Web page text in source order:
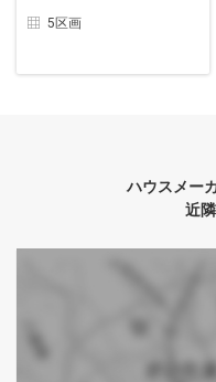
5区画
ハウスメー
近